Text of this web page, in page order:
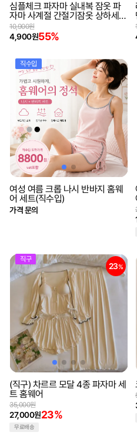
심플체크 파자마 실내복 잠옷 파
자마 사계절 간절기잠옷 상하세트
홈웨어 가을잠옷
4,900원55%
10,900원
직수입
여성 여름 크롭 나시 반바지 홈웨
어 세트(직수입)
가격 문의
직구
23%
(직구) 차르르 모달 4종 파자마 세
트 홈웨어
27,000원23%
35,000원
무료배송